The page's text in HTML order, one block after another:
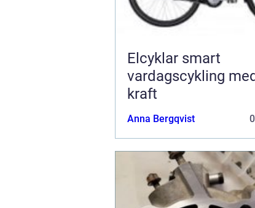
Elcyklar smart
vardagscykling
kraft
Anna Bergqvist